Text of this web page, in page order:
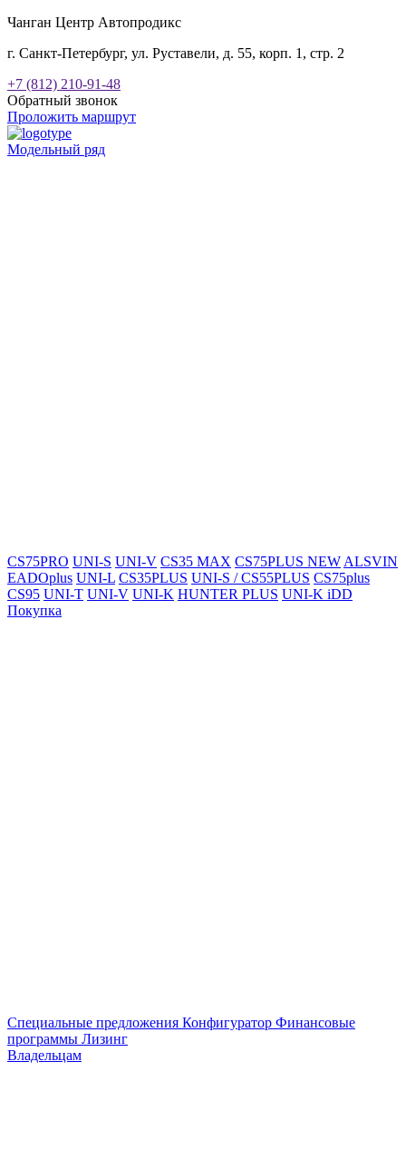
Чанган Центр Автопродикс
г. Санкт-Петербург, ул. Руставели, д. 55, корп. 1, стр. 2
+7 (812) 210-91-48
Обратный звонок
Проложить маршрут
Модельный ряд
CS75PRO UNI-S UNI-V CS35 MAX CS75PLUS NEW ALSVIN
EADOplus UNI-L CS35PLUS UNI-S / CS55PLUS CS75plus
CS95 UNI-T UNI-V UNI-K HUNTER PLUS UNI-K iDD
Покупка
Специальные предложения Конфигуратор Финансовые
программы Лизинг
Владельцам